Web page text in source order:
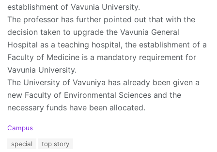
establishment of Vavunia University.
The professor has further pointed out that with the
decision taken to upgrade the Vavunia General
Hospital as a teaching hospital, the establishment of a
Faculty of Medicine is a mandatory requirement for
Vavunia University.
The University of Vavuniya has already been given a
new Faculty of Environmental Sciences and the
necessary funds have been allocated.
C
Campus
special top story